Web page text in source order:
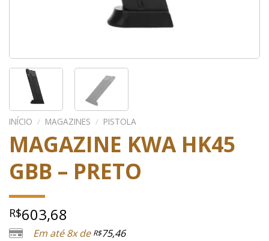
INÍCIO / MAGAZINES / PISTOLA
MAGAZINE KWA HK45
GBB – PRETO
R$603,68
Em até 8x de R$75,46